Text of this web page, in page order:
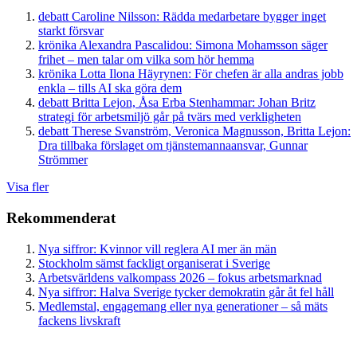
debatt Caroline Nilsson: Rädda medarbetare bygger inget
starkt försvar
krönika Alexandra Pascalidou: Simona Mohamsson säger
frihet – men talar om vilka som hör hemma
krönika Lotta Ilona Häyrynen: För chefen är alla andras jobb
enkla – tills AI ska göra dem
debatt Britta Lejon, Åsa Erba Stenhammar: Johan Britz
strategi för arbetsmiljö går på tvärs med verkligheten
debatt Therese Svanström, Veronica Magnusson, Britta Lejon:
Dra tillbaka förslaget om tjänstemannaansvar, Gunnar
Strömmer
Visa fler
Rekommenderat
Nya siffror: Kvinnor vill reglera AI mer än män
Stockholm sämst fackligt organiserat i Sverige
Arbetsvärldens valkompass 2026 – fokus arbetsmarknad
Nya siffror: Halva Sverige tycker demokratin går åt fel håll
Medlemstal, engagemang eller nya generationer – så mäts
fackens livskraft